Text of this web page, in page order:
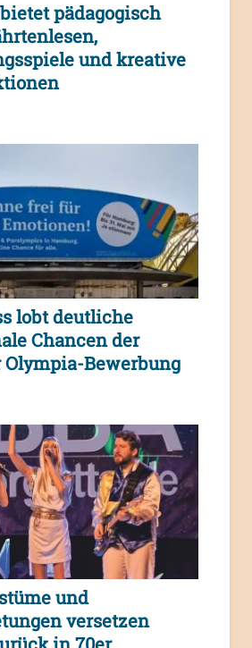
pädagogisch
und kreative
lobt deutliche
Chancen der
Olympia-Bewerbung
und
versetzen